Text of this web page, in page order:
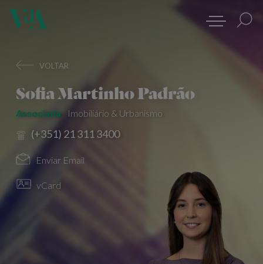
VOLTAR
Sofia Martinho Padrão
Associada Imobiliário & Urbanismo
(+351) 21 311 3400
Enviar Email
vCard